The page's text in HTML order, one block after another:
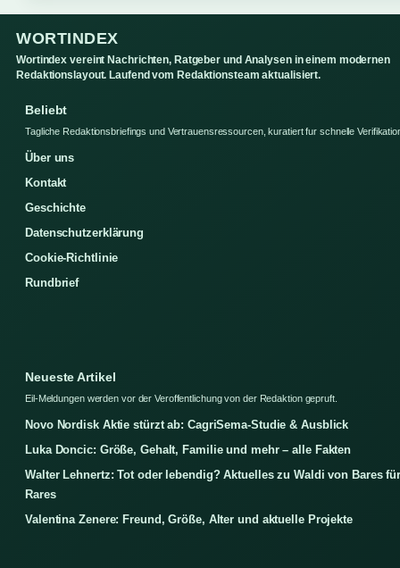
WORTINDEX
Wortindex vereint Nachrichten, Ratgeber und Analysen in einem modernen
Redaktionslayout. Laufend vom Redaktionsteam aktualisiert.
Beliebt
Tagliche Redaktionsbriefings und Vertrauensressourcen, kuratiert fur schnelle
Über uns
Kontakt
Geschichte
Datenschutzerklärung
Cookie-Richtlinie
Rundbrief
Neueste Artikel
Eil-Meldungen werden vor der Veroffentlichung von der Redaktion gepruft.
Novo Nordisk Aktie stürzt ab: CagriSema-Studie & Ausblick
Luka Doncic: Größe, Gehalt, Familie und mehr – alle Fakten
Walter Lehnertz: Tot oder lebendig? Aktuelles zu Waldi von Bares
Rares
Valentina Zenere: Freund, Größe, Alter und aktuelle Projekte